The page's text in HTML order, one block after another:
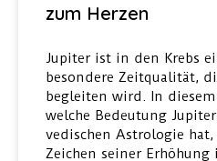
zum Herzen
Jupiter ist in den Krebs
besondere Zeitqualität,
begleiten wird. In
welche Bedeutung
vedischen Astrologie hat,
Zeichen seiner